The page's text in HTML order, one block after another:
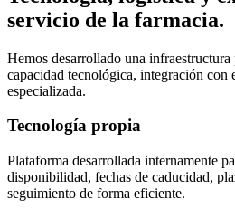
servicio de la farmacia.
Hemos desarrollado una
capacidad tecnológica, integración con
especializada.
Tecnología propia
Plataforma desarrollada internamente
disponibilidad, fechas de caducidad,
seguimiento de forma eficiente.